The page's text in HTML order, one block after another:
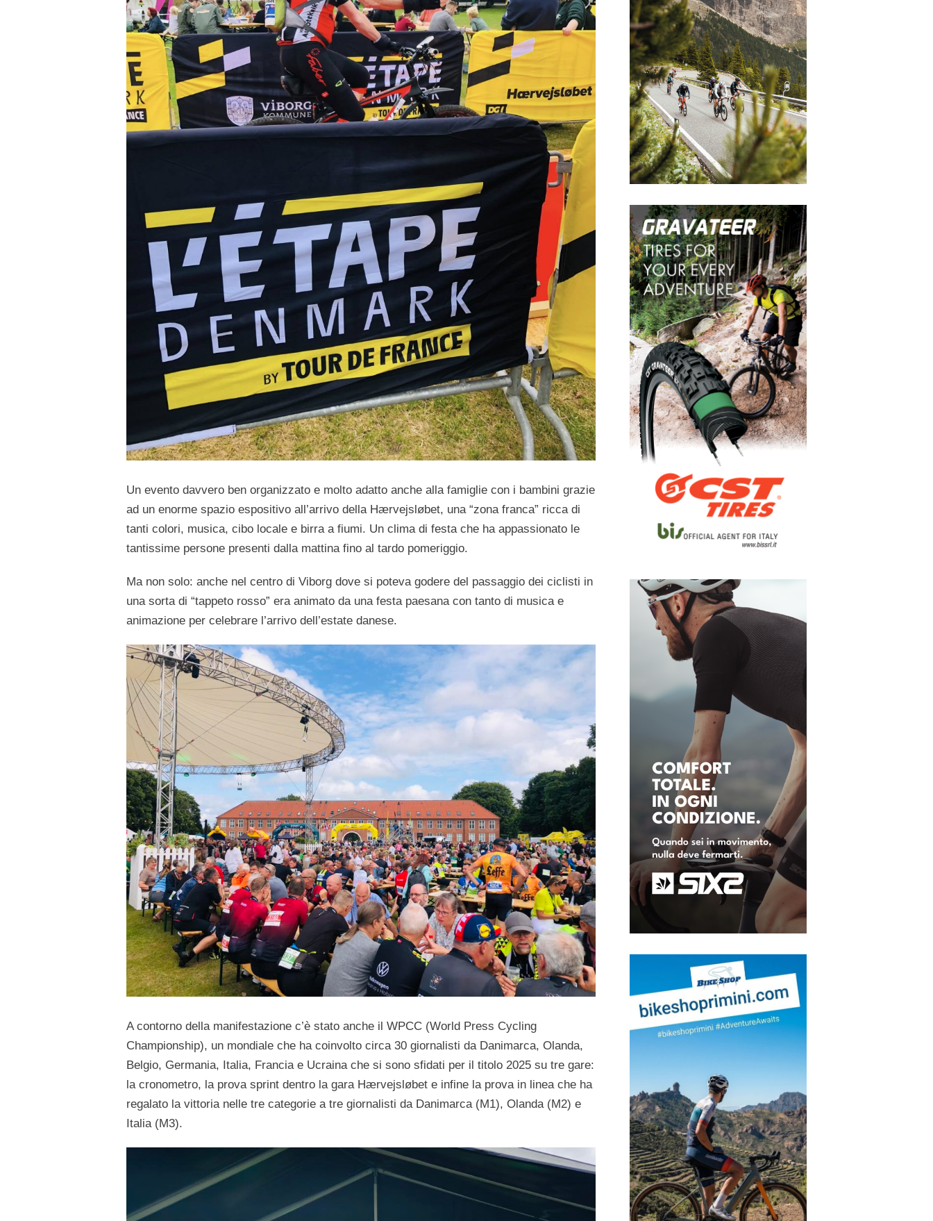
Un evento davvero ben organizzato e molto adatto anche alla famiglie con i bambini grazie
ad un enorme spazio espositivo all’arrivo della Hærvejsløbet, una “zona franca” ricca di
tanti colori, musica, cibo locale e birra a fiumi. Un clima di festa che ha appassionato le
tantissime persone presenti dalla mattina fino al tardo pomeriggio.
Ma non solo: anche nel centro di Viborg dove si poteva godere del passaggio dei ciclisti in
una sorta di “tappeto rosso” era animato da una festa paesana con tanto di musica e
animazione per celebrare l’arrivo dell’estate danese.
A contorno della manifestazione c’è stato anche il WPCC (World Press Cycling
Championship), un mondiale che ha coinvolto circa 30 giornalisti da Danimarca, Olanda,
Belgio, Germania, Italia, Francia e Ucraina che si sono sfidati per il titolo 2025 su tre gare:
la cronometro, la prova sprint dentro la gara Hærvejsløbet e infine la prova in linea che ha
regalato la vittoria nelle tre categorie a tre giornalisti da Danimarca (M1), Olanda (M2) e
Italia (M3).